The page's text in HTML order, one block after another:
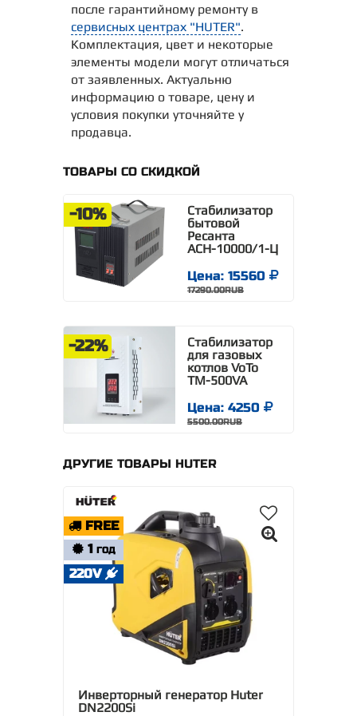
после гарантийному ремонту в
сервисных центрах "HUTER".
Комплектация, цвет и некоторые
элементы модели могут отличаться
от заявленных. Актуальню
информацию о товаре, цену и
условия покупки уточняйте у
продавца.
ТОВАРЫ СО СКИДКОЙ
-10%
Стабилизатор
бытовой
Ресанта
АСН-10000/1-Ц
Цена: 15560
17290.00RUB
-22%
Стабилизатор
для газовых
котлов VoTo
TM-500VA
Цена: 4250
5500.00RUB
ДРУГИЕ ТОВАРЫ HUTER
FREE
1
ГОД
220V
Инверторный генератор Huter
DN2200Si